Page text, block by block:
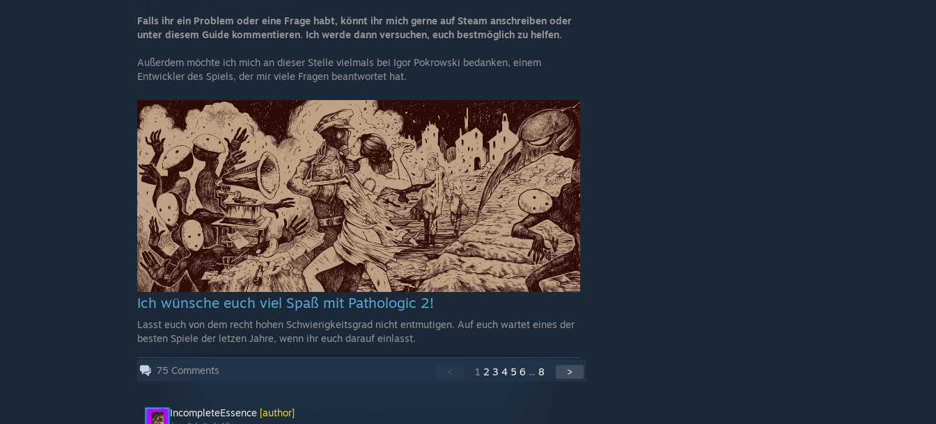
Falls ihr ein Problem oder eine Frage habt, könnt ihr mich gerne auf Steam anschreiben oder
unter diesem Guide kommentieren. Ich werde dann versuchen, euch bestmöglich zu helfen.
Außerdem möchte ich mich an dieser Stelle vielmals bei Igor Pokrowski bedanken, einem
Entwickler des Spiels, der mir viele Fragen beantwortet hat.
Ich wünsche euch viel Spaß mit Pathologic 2!
Lasst euch von dem recht hohen Schwierigkeitsgrad nicht entmutigen. Auf euch wartet eines der
besten Spiele der letzen Jahre, wenn ihr euch darauf einlasst.
75 Comments < 1 2 3 4 5 6 ... 8 >
IncompleteEssence [author]